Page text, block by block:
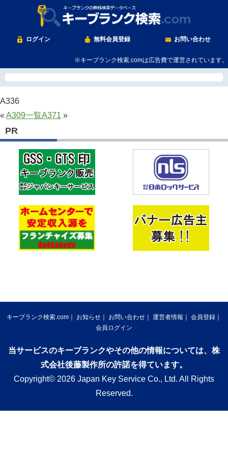
ログイン 無料会員登録 お問い合わせ
※キーブランク検索.comは広告費で運営されています。
A336
« A309一覧A371 »
PR
キーブランク検索.com お知らせ お問い合わせ 運営者情報
会員登録
会員ログイン
当サービスのキーブランクやその他の情報については、株
式会社後藤製作所の許諾を得ています。
Copyright© 2026 Japan Key Service Co., Ltd. All Rights
Reserved.